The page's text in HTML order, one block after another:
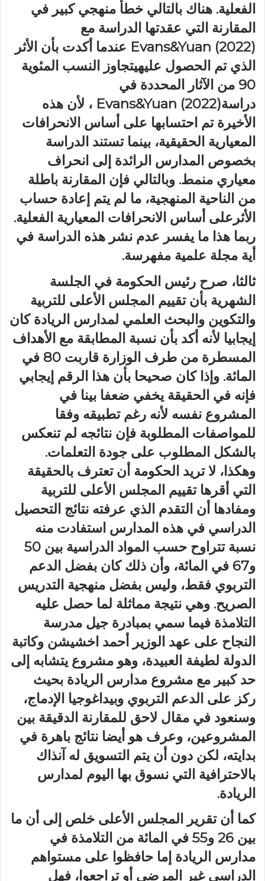
الفعلية. هناك بالتالي خطأ منهجي كبير في
المقارنة التي عقدتها الدراسة مع
Evans&Yuan (2022) عندما أكدت بأن الأثر
الذي تم الحصول عليهيتجاوز النسب المئوية
90 من الآثار المحددة في
دراسةEvans&Yuan (2022) ، لأن هذه
الأخيرة تم احتسابها على أساس الانحرافات
المعيارية الحقيقية، بينما تستند الدراسة
بخصوص المدارس الرائدة إلى انحراف
معياري منمط. وبالتالي فإن المقارنة باطلة
من الناحية المنهجية، ما لم يتم إعادة حساب
الأثرعلى أساس الانحرافات المعيارية الفعلية.
ربما هذا ما يفسر عدم نشر هذه الدراسة في
أية مجلة علمية مفهرسة.
ثالثا، صرح رئيس الحكومة في الجلسة
الشهرية بأن تقييم المجلس الأعلى للتربية
والتكوين والبحث العلمي لمدارس الريادة كان
إيجابيا لأنه أكد بأن نسبة المطابقة مع الأهداف
المسطرة من طرف الوزارة قاربت 80 في
المائة. وإذا كان صحيحا بأن هذا الرقم إيجابي
فإنه في الحقيقة يخفي ضعفا بينا في
المشروع نفسه لأنه رغم تطبيقه وفقا
للمواصفات المطلوبة فإن نتائجه لم تنعكس
بالشكل المطلوب على جودة التعلمات.
وهكذا، لا تريد الحكومة أن تعترف بالحقيقة
التي أقرها تقييم المجلس الأعلى للتربية
ومفادها أن التقدم الذي عرفته نتائج التحصيل
الدراسي في هذه المدارس استفادت منه
نسبة تتراوح حسب المواد الدراسية بين 50
و67 في المائة، وأن ذلك كان بفضل الدعم
التربوي فقط، وليس بفضل منهجية التدريس
الصريح. وهي نتيجة مماثلة لما حصل عليه
التلامذة فيما سمي بمبادرة جيل مدرسة
النجاح على عهد الوزير أحمد اخشيشن وكاتبة
الدولة لطيفة العبيدة، وهو مشروع يتشابه إلى
حد كبير مع مشروع مدارس الريادة بحيث
ركز على الدعم التربوي وبيداغوجيا الإدماج،
وسنعود في مقال لاحق للمقارنة الدقيقة بين
المشروعين، وعرف هو أيضا نتائج باهرة في
بدايته، لكن دون أن يتم التسويق له آنذاك
بالاحترافية التي نسوق بها اليوم لمدارس
الريادة.
كما أن تقرير المجلس الأعلى خلص إلى أن ما
بين 26 و55 في المائة من التلامذة في
مدارس الريادة إما حافظوا على مستواهم
الدراسي غير المرضي أو تراجعوا، فهل